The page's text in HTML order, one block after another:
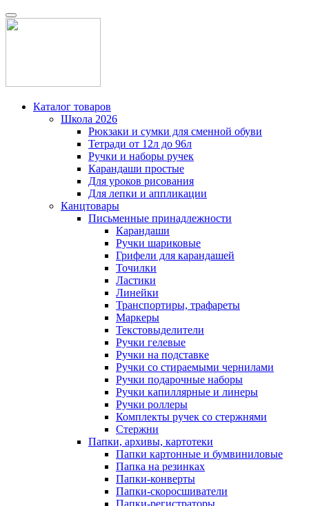
Каталог товаров
Школа 2026
Рюкзаки и сумки для сменной обуви
Тетради от 12л до 96л
Ручки и наборы ручек
Карандаши простые
Для уроков рисования
Для лепки и аппликации
Канцтовары
Письменные принадлежности
Карандаши
Ручки шариковые
Грифели для карандашей
Точилки
Ластики
Линейки
Транспортиры, трафареты
Маркеры
Текстовыделители
Ручки гелевые
Ручки на подставке
Ручки со стираемыми чернилами
Ручки подарочные наборы
Ручки капиллярные и линеры
Ручки роллеры
Комплекты ручек со стержнями
Стержни
Папки, архивы, картотеки
Папки картонные и бумвиниловые
Папка на резинках
Папки-конверты
Папки-скоросшиватели
Папки-регистраторы